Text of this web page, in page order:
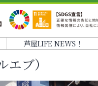
芦屋LIFE NEWS！
ブ）